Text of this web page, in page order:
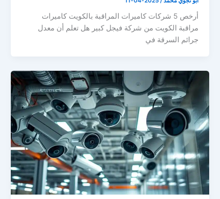
أرخص 5 شركات كاميرات المراقبة بالكويت كاميرات
مراقبة الكويت من شركة فيجل كبير هل تعلم أن معدل
جرائم السرقة في